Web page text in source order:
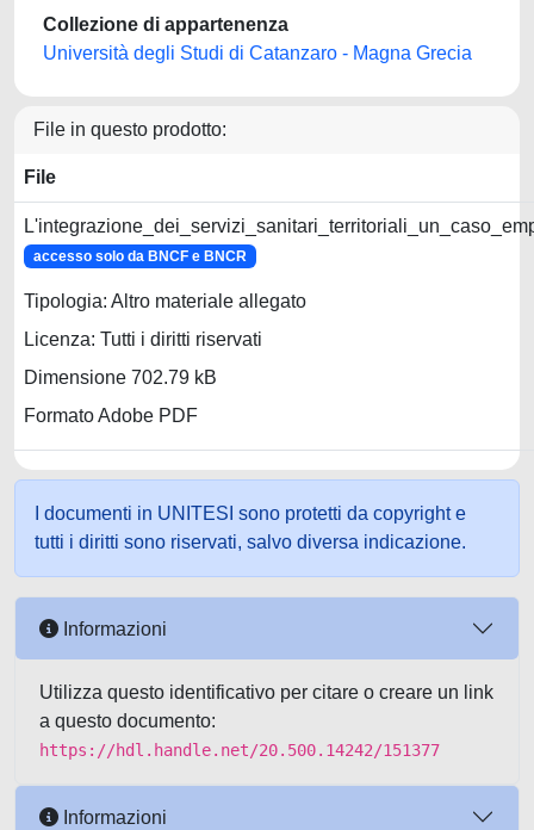
Collezione di appartenenza
Università degli Studi di Catanzaro - Magna Grecia
File in questo prodotto:
File
accesso solo da BNCF e BNCR
Tipologia: Altro materiale allegato
Licenza: Tutti i diritti riservati
Dimensione 702.79 kB
Formato Adobe PDF
I documenti in UNITESI sono protetti da copyright e
tutti i diritti sono riservati, salvo diversa indicazione.
Informazioni
Utilizza questo identificativo per citare o creare un link
a questo documento:
https://hdl.handle.net/20.500.14242/151377
Informazioni